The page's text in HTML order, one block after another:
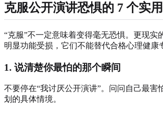
克服公开演讲恐惧的 7 个实
“克服”不一定意味着变得毫无恐惧。更现
明显功能受损，它们不能替代合格心理健康
1. 说清楚你最怕的那个瞬间
不要停在“我讨厌公开演讲”。问问自己最
划的具体情境。